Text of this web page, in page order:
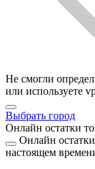
Не смогли
или используете
Выбрать город
Онлайн остатки
Онлайн
настоящем